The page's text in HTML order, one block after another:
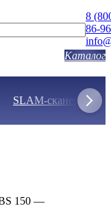
8
86-96
SLAM-сканеры